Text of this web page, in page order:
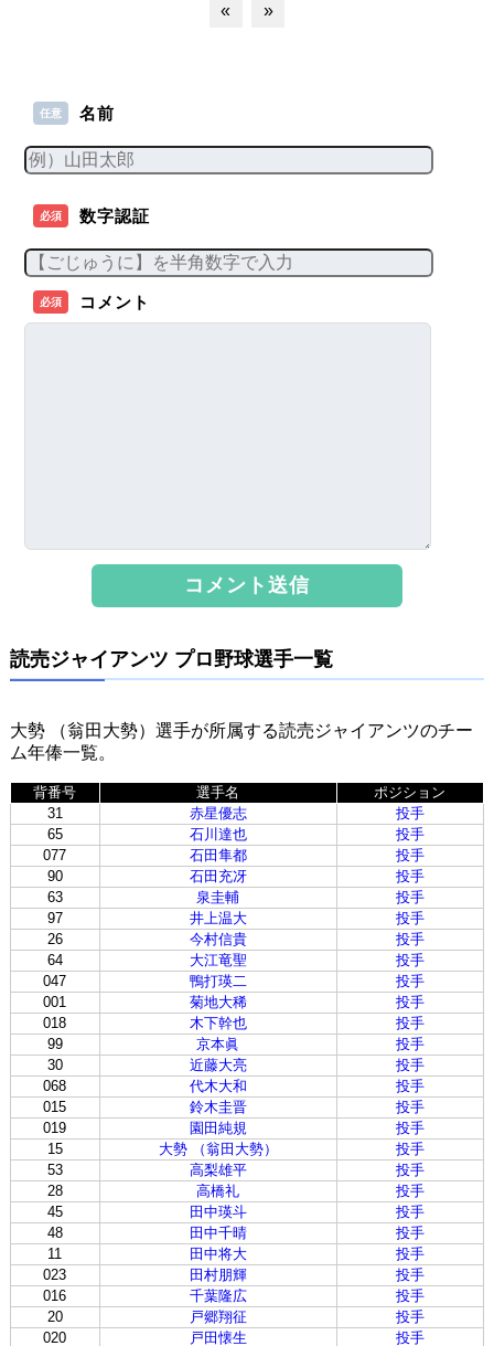
« »
任意 名前
必須 数字認証
必須 コメント
読売ジャイアンツ プロ野球選手一覧
大勢 （翁田大勢）選手が所属する読売ジャイアンツのチー
ム年俸一覧。
背番号 選手名
ポジション
31
赤星優志
投手
65
石川達也
投手
077
石田隼都
投手
90
石田充冴
投手
63
泉圭輔
投手
97
井上温大
投手
26
今村信貴
投手
64
大江竜聖
投手
047
鴨打瑛二
投手
001
菊地大稀
投手
018
木下幹也
投手
99
京本眞
投手
30
近藤大亮
投手
068
代木大和
投手
015
鈴木圭晋
投手
019
園田純規
投手
15
大勢 （翁田大勢）
投手
53
高梨雄平
投手
28
高橋礼
投手
45
田中瑛斗
投手
48
田中千晴
投手
11
田中将大
投手
023
田村朋輝
投手
016
千葉隆広
投手
20
戸郷翔征
投手
020
戸田懐生 投手